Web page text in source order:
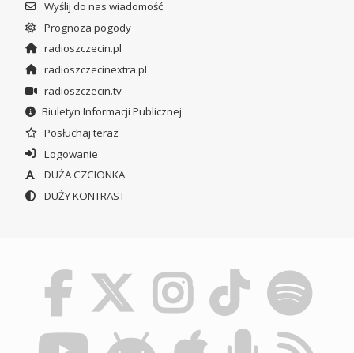
Wyślij do nas wiadomość
Prognoza pogody
radioszczecin.pl
radioszczecinextra.pl
radioszczecin.tv
Biuletyn Informacji Publicznej
Posłuchaj teraz
Logowanie
DUŻA CZCIONKA
DUŻY KONTRAST